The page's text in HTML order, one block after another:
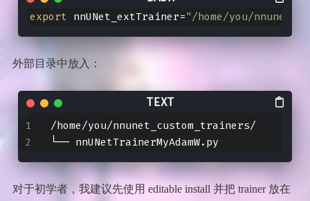
export nnUNet_extTrainer="/home/you/
外部目录中放入：
/home/you/nnunet_custom_trainers/
└── nnUNetTrainerMyAdamW.py
对于初学者，我建议先使用 editable install 并把 trainer 放在